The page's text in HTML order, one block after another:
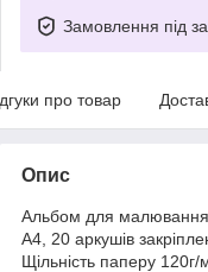
Замовлення під
про товар
Опис
Альбом для
А4, 20 аркушів
Щільність паперу 120г/